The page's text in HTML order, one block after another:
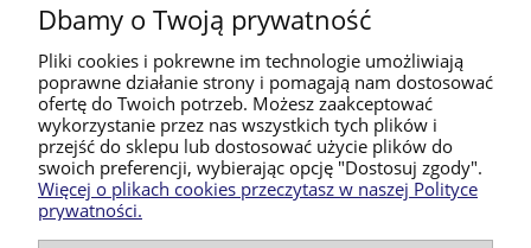
Moje konto
Płatności i dostawa
Informacje
O nas
Dbamy o Twoją prywatność
Pliki cookies i pokrewne im technologie umożliwiają
poprawne działanie strony i pomagają nam dostosować
ofertę do Twoich potrzeb. Możesz zaakceptować
wykorzystanie przez nas wszystkich tych plików i
przejść do sklepu lub dostosować użycie plików do
swoich preferencji, wybierając opcję "Dostosuj zgody".
Więcej o plikach cookies przeczytasz w naszej Polityce
prywatności.